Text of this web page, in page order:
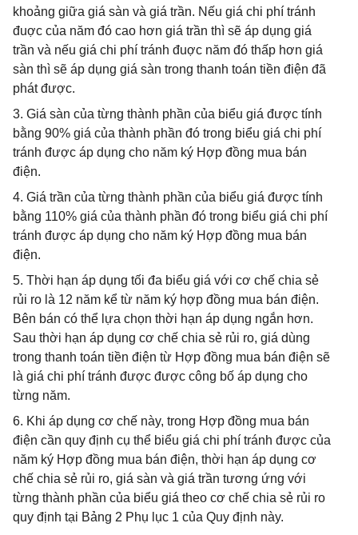
khoảng giữa giá sàn và giá trần. Nếu giá chi phí tránh
đuợc của năm đó cao hơn giá trần thì sẽ áp dụng giá
trần và nếu giá chi phí tránh đuợc năm đó thấp hơn giá
sàn thì sẽ áp dụng giá sàn trong thanh toán tiền điện đã
phát được.
3. Giá sàn của từng thành phần của biểu giá được tính
bằng 90% giá của thành phần đó trong biểu giá chi phí
tránh được áp dụng cho năm ký Hợp đồng mua bán
điện.
4. Giá trần của từng thành phần của biểu giá được tính
bằng 110% giá của thành phần đó trong biểu giá chi phí
tránh được áp dụng cho năm ký Hợp đồng mua bán
điện.
5. Thời hạn áp dụng tối đa biểu giá với cơ chế chia sẻ
rủi ro là 12 năm kể từ năm ký hợp đồng mua bán điện.
Bên bán có thể lựa chọn thời hạn áp dụng ngắn hơn.
Sau thời hạn áp dụng cơ chế chia sẻ rủi ro, giá dùng
trong thanh toán tiền điện từ Hợp đồng mua bán điện sẽ
là giá chi phí tránh được được công bố áp dụng cho
từng năm.
6. Khi áp dụng cơ chế này, trong Hợp đồng mua bán
điện cần quy định cụ thể biểu giá chi phí tránh được của
năm ký Hợp đồng mua bán điện, thời hạn áp dụng cơ
chế chia sẻ rủi ro, giá sàn và giá trần tương ứng với
từng thành phần của biểu giá theo cơ chế chia sẻ rủi ro
quy định tại Bảng 2 Phụ lục 1 của Quy định này.